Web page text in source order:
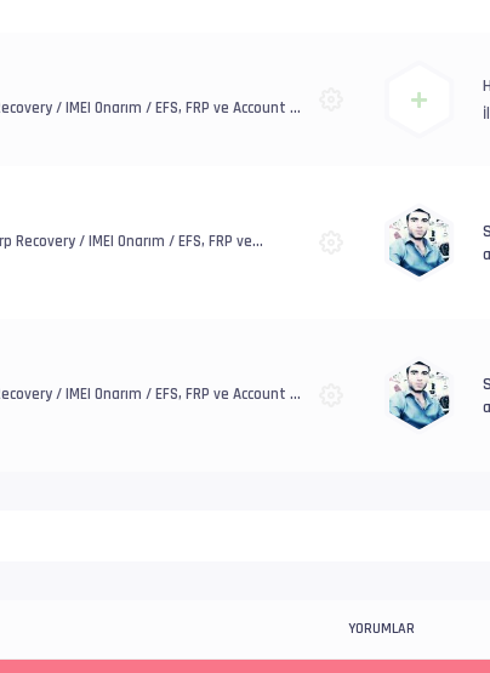
/ IMEI Onarım / EFS, FRP ve Account /
/ IMEI Onarım / EFS, FRP ve
/ IMEI Onarım / EFS, FRP ve Account /
YORUMLAR